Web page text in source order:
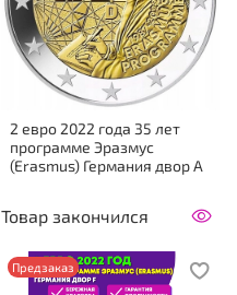
2 евро 2022 года 35 лет
программе Эразмус
(Erasmus) Германия двор A
Товар закончился
Предзаказ